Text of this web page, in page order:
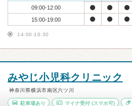
09:00-12:00
15:00-19:00
14:00-16:30
みやじ小児科クリニック
神奈川県横浜市南区六ツ川
駐車場あり マイナ受付(スマホ可)